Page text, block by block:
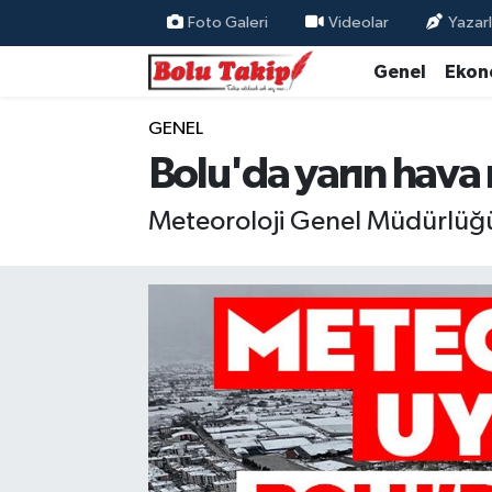
Foto Galeri Videolar
Genel
GENEL
Bolu'da yarın hava
Meteoroloji Genel